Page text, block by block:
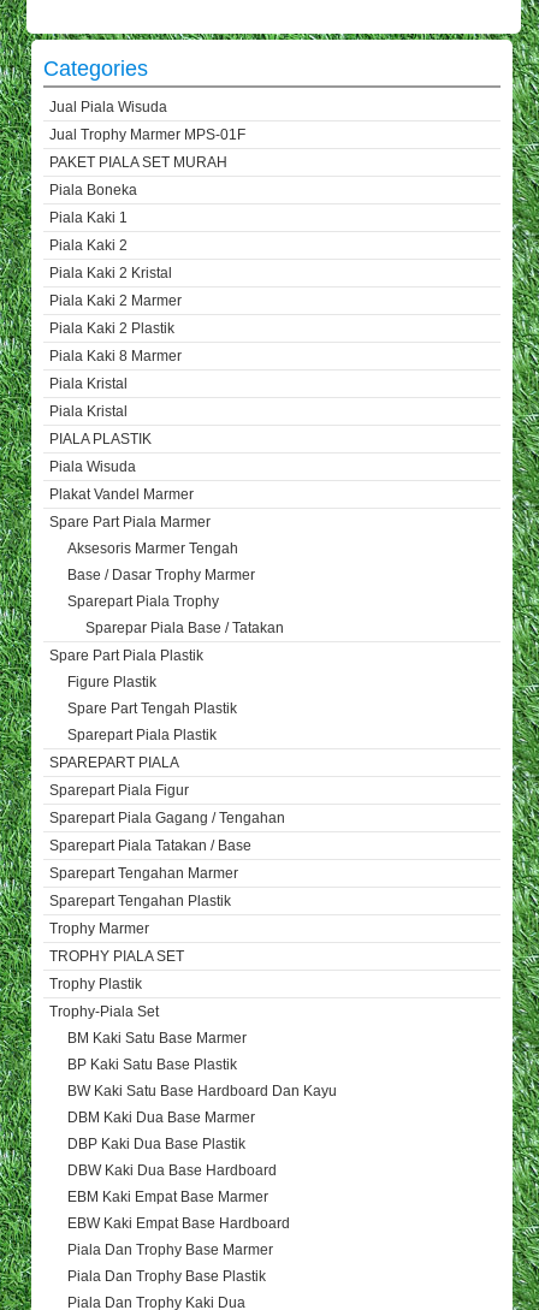
Categories
Jual Piala Wisuda
Jual Trophy Marmer MPS-01F
PAKET PIALA SET MURAH
Piala Boneka
Piala Kaki 1
Piala Kaki 2
Piala Kaki 2 Kristal
Piala Kaki 2 Marmer
Piala Kaki 2 Plastik
Piala Kaki 8 Marmer
Piala Kristal
Piala Kristal
PIALA PLASTIK
Piala Wisuda
Plakat Vandel Marmer
Spare Part Piala Marmer
Aksesoris Marmer Tengah
Base / Dasar Trophy Marmer
Sparepart Piala Trophy
Sparepar Piala Base / Tatakan
Spare Part Piala Plastik
Figure Plastik
Spare Part Tengah Plastik
Sparepart Piala Plastik
SPAREPART PIALA
Sparepart Piala Figur
Sparepart Piala Gagang / Tengahan
Sparepart Piala Tatakan / Base
Sparepart Tengahan Marmer
Sparepart Tengahan Plastik
Trophy Marmer
TROPHY PIALA SET
Trophy Plastik
Trophy-Piala Set
BM Kaki Satu Base Marmer
BP Kaki Satu Base Plastik
BW Kaki Satu Base Hardboard Dan Kayu
DBM Kaki Dua Base Marmer
DBP Kaki Dua Base Plastik
DBW Kaki Dua Base Hardboard
EBM Kaki Empat Base Marmer
EBW Kaki Empat Base Hardboard
Piala Dan Trophy Base Marmer
Piala Dan Trophy Base Plastik
Piala Dan Trophy Kaki Dua